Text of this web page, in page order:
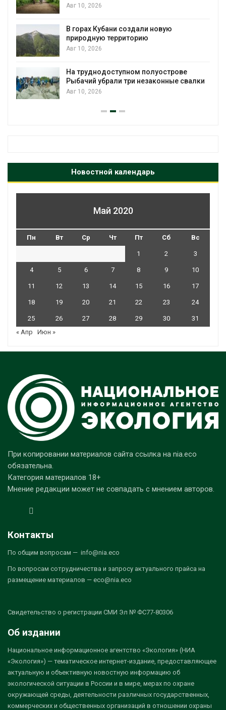
Авг 10, 2026
В горах Кубани создали новую
природную территорию
Авг 10, 2026
На труднодоступном полуострове
Рыбачий убрали три незаконные свалки
Авг 10, 2026
Новостной календарь
Май 2020
Пн Вт Ср Чт Пт Сб Вс
1 2 3
4 5 6 7 8 9 10
11 12 13 14 15 16 17
18 19 20 21 22 23 24
25 26 27 28 29 30
31
« Апр
Июн »
При копировании материалов сайта ссылка на nia.eco
обязательна.
Категория материалов 18+
Мнение редакции может не совпадать с мнением авторов.
Контакты
По общим вопросам — info@nia.eco
По вопросам сотрудничества и запросу актуального прайса на
размещение материалов — eco@nia.eco
Свидетельство о регистрации СМИ Эл № ФС77-80306
Об издании
Национальное информационное агентство «Экология» (НИА
«Экология») — тематическое интернет-издание, предоставляющее
актуальную и объективную новостную информацию об
экологической ситуации в России и в мире, мерах по охране
окружающей среды, деятельности различных государственных,
коммерческих и общественных организаций в отношении охраны